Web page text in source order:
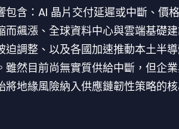
包含：AI 晶片交付延遲或中斷、價
而飆漲、全球資料中心與雲端基礎
迫調整、以及各國加速推動本土半
雖然目前尚無實質供給中斷，但企
將地緣風險納入供應鏈韌性策略的